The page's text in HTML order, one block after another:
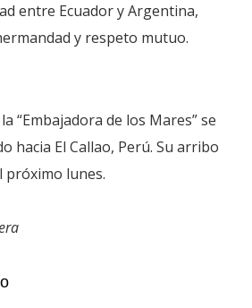
entre Ecuador y Argentina,
y respeto mutuo.
“Embajadora de los Mares” se
hacia El Callao, Perú. Su arribo
próximo lunes.